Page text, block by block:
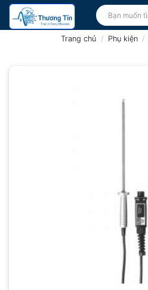
Bỏ
qua
Tìm
kiếm:
Trang chủ / Phụ kiện /